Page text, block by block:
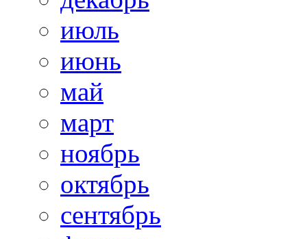
июль
июнь
май
март
ноябрь
октябрь
сентябрь